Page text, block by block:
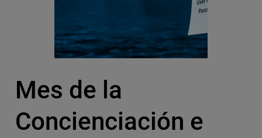
Mes de la
Concienciación e